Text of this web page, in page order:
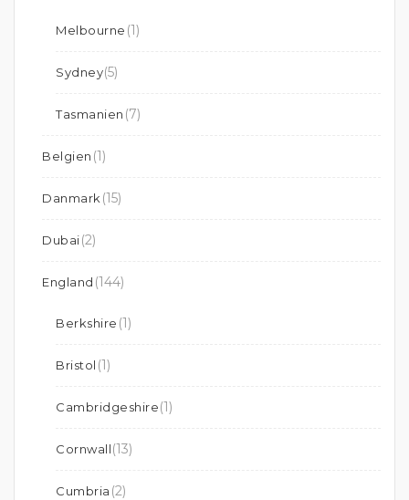
Melbourne (1)
Sydney(5)
Tasmanien (7)
Belgien (1)
Danmark (15)
Dubai(2)
England (144)
Berkshire (1)
Bristol (1)
Cambridgeshire(1)
Cornwall(13)
Cumbria (2)